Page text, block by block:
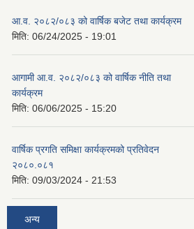
आ.व. २०८२/०८३ को वार्षिक बजेट तथा कार्यक्रम
मिति: 06/24/2025 - 19:01
आगामी आ.व. २०८२/०८३ को वार्षिक नीति तथा
कार्यक्रम
मिति: 06/06/2025 - 15:20
वार्षिक प्रगति समिक्षा कार्यक्रमको प्रतिवेदन
२०८०.०८१
मिति: 09/03/2024 - 21:53
अन्य